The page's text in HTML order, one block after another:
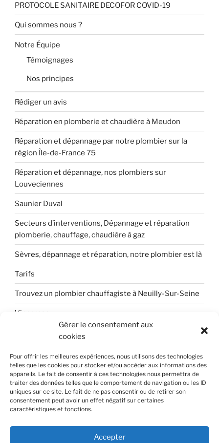
Gérer le consentement aux
cookies
Pour offrir les meilleures expériences, nous utilisons des technologies
telles que les cookies pour stocker et/ou accéder aux informations des
appareils. Le fait de consentir à ces technologies nous permettra de
traiter des données telles que le comportement de navigation ou les ID
uniques sur ce site. Le fait de ne pas consentir ou de retirer son
consentement peut avoir un effet négatif sur certaines
caractéristiques et fonctions.
Accepter
PROTOCOLE SANITAIRE DECOFOR COVID-19
Qui sommes nous ?
Notre Équipe
Témoignages
Nos principes
Rédiger un avis
Réparation en plomberie et chaudière à Meudon
Réparation et dépannage par notre plombier sur la
région Île-de-France 75
Réparation et dépannage, nos plombiers sur
Louveciennes
Saunier Duval
Secteurs d’interventions, Dépannage et réparation
plomberie, chauffage, chaudière à gaz
Sèvres, dépannage et réparation, notre plombier est là
Tarifs
Trouvez un plombier chauffagiste à Neuilly-Sur-Seine
Viessman
Votre dépannage et réparation sur Boulogne-
Contacts